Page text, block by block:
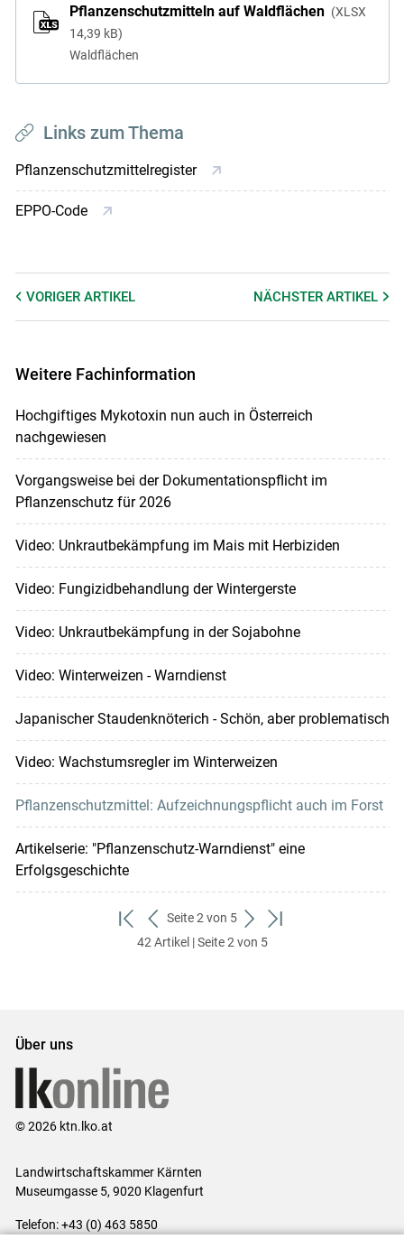
Pflanzenschutzmitteln auf Waldflächen
XLSX
14,39 kB
Waldflächen
Links zum Thema
Pflanzenschutzmittelregister
EPPO-Code
VORIGER ARTIKEL NÄCHSTERARTIKEL
Weitere Fachinformation
Hochgiftiges Mykotoxin nun auch in Österreich
nachgewiesen
Vorgangsweise bei der Dokumentationspflicht im
Pflanzenschutz für 2026
Video: Unkrautbekämpfung im Mais mit Herbiziden
Video: Fungizidbehandlung der Wintergerste
Video: Unkrautbekämpfung in der Sojabohne
Video: Winterweizen - Warndienst
Japanischer Staudenknöterich - Schön, aber problematisch
Video: Wachstumsregler im Winterweizen
Pflanzenschutzmittel: Aufzeichnungspflicht auch im Forst
Artikelserie: "Pflanzenschutz-Warndienst" eine
Erfolgsgeschichte
zum
ersten
zurück
zum
Seite 2 von 5
weiter
zum
zum
42 Artikel | Seite 2 von 5
Über uns
© 2026 ktn.lko.at
Landwirtschaftskammer Kärnten
Museumgasse 5, 9020 Klagenfurt
Telefon: +43 (0) 463 5850